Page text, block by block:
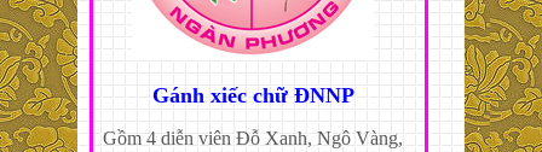
Gánh xiếc chữ ĐNNP
Gồm 4 diễn viên Đỗ Xanh, Ngô Vàng,